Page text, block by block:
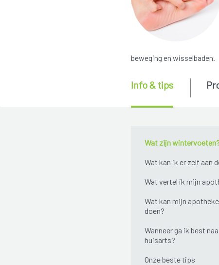
beweging en wisselbaden.
Wat zijn
Wat kan ik er zelf aan
Wat vertel ik mijn
Wat kan mijn
doen?
Wanneer ga ik best
huisarts?
Onze beste tips
Info & tips